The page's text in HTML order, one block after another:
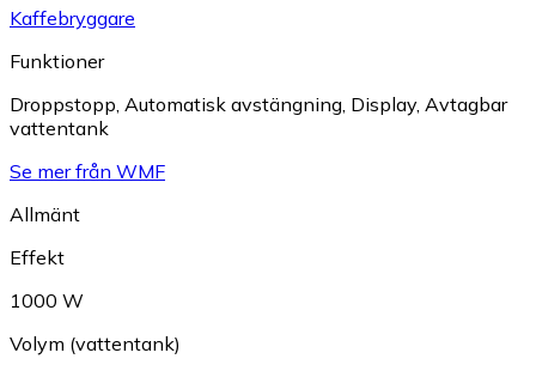
Kaffebryggare
Funktioner
Droppstopp, Automatisk avstängning, Display, Avtagbar
vattentank
Se mer från WMF
Allmänt
Effekt
1000 W
Volym (vattentank)